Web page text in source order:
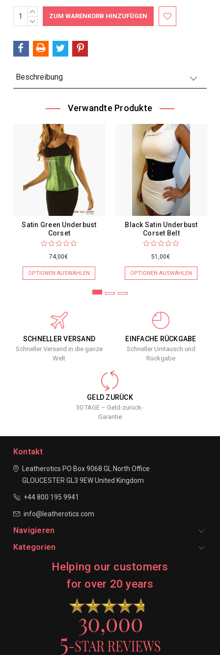
Aktueller
Bestand:
MENGE
ERHÖHEN:
MENGE
Beschreibung
Verwandte Produkte
Satin Green Underbust
Corset
74,00€
OPTIONEN AUSWÄHLEN
Black Satin Underbust
Corset Belt
51,00€
OPTIONEN AUSWÄHLEN
SCHNELLER VERSAND
Schneller Versand in die ganze
Welt
EINFACHE RÜCKGABE
Schneller Umtausch und
Rückgabe
GELD ZURÜCK
30 TAGE – Geld-zurück-
Garantie
Kontakt
Leatherotics PO Box 9068 GL North Office
GLOUCESTER GL3 9EWUnited Kingdom
+44 800 195 9941
info@leatherotics.com
Navigieren
Kategorien
Helping our customers
for over 20 years